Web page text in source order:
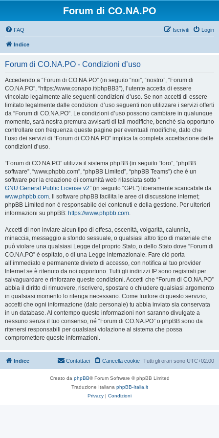
Forum di CO.NA.PO
FAQ Login
Iscriviti
Indice
Forum di CO.NA.PO - Condizioni d’uso
Accedendo a “Forum di CO.NA.PO” (in seguito “noi”, “nostro”, “Forum di
CO.NA.PO”, “https://www.conapo.it/phpBB3”), l’utente accetta di essere
vincolato legalmente alle seguenti condizioni d’uso. Se non accetti di essere
limitato legalmente dalle condizioni d’uso seguenti non utilizzare i servizi offerti
da “Forum di CO.NA.PO”. Le condizioni d’uso possono cambiare in qualunque
momento, sarà nostra premura avvisarti di tali modifiche, benché sia opportuno
controllare con frequenza queste pagine per eventuali modifiche, dato che
l’uso dei servizi di “Forum di CO.NA.PO” implica la completa accettazione delle
condizioni d’uso.
“Forum di CO.NA.PO” utilizza il sistema phpBB (in seguito “loro”, “phpBB
software”, “www.phpbb.com”, “phpBB Limited”, “phpBB Teams”) che è un
software per la creazione di comunità web rilasciata sotto “
GNU General Public License v2” (in seguito “GPL”) liberamente scaricabile da
www.phpbb.com. Il software phpBB facilita le aree di discussione internet;
phpBB Limited non è responsabile dei contenuti e della gestione. Per ulteriori
informazioni su phpBB: https://www.phpbb.com.
Accetti di non inviare alcun tipo di offesa, oscenità, volgarità, calunnia,
minaccia, messaggio a sfondo sessuale, o qualsiasi altro tipo di materiale che
può violare una qualsiasi Legge del proprio Stato, o dello Stato dove “Forum di
CO.NA.PO” è ospitato, o di una Legge internazionale. Fare ciò porta
all’immediato e permanente divieto di accesso, con notifica al tuo provider
Internet se è ritenuto da noi opportuno. Tutti gli indirizzi IP sono registrati per
salvaguardare e rinforzare queste condizioni. Accetti che “Forum di CO.NA.PO”
abbia il diritto di rimuovere, riscrivere, spostare o chiudere qualsiasi argomento
in qualsiasi momento lo ritenga necessario. Come fruitore di questo servizio,
accetti che ogni informazione (dato personale) tu abbia inviato sia conservata
in un database. Al contempo queste informazioni non saranno divulgate a
nessuno senza il tuo consenso, né “Forum di CO.NA.PO” o phpBB sono da
ritenersi responsabili per qualsiasi violazione al sistema che possa
compromettere queste informazioni.
Indice Tutti gli orari sono UTC+02:00
Cancella cookie
Contattaci
Creato da phpBB® Forum Software © phpBB Limited
Traduzione Italiana phpBB-Italia.it
Privacy | Condizioni